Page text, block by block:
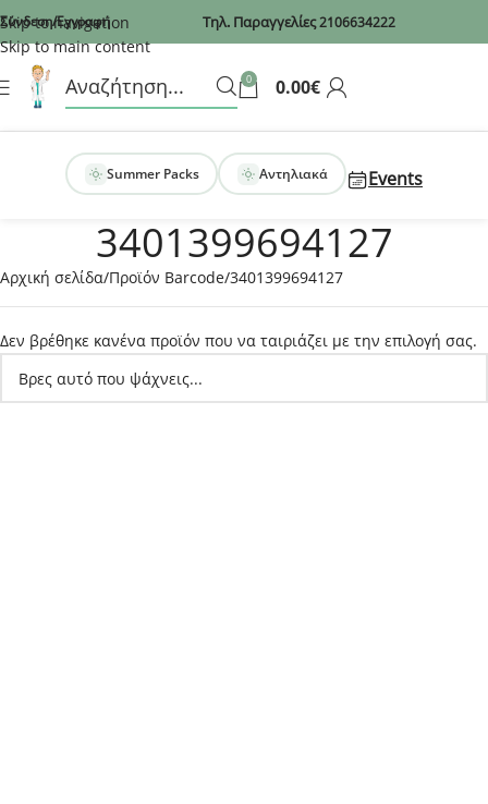
Recaptcha
Skip to navigation
Skip to main content
Σύνδεση/Εγγραφή Τηλ. Παραγγελίες2106634222
0 0.00€
Summer Packs Αντηλιακά Events
3401399694127
Αρχική σελίδα Προϊόν Barcode 3401399694127
Δεν βρέθηκε κανένα προϊόν που να ταιριάζει με την επιλογή σας.